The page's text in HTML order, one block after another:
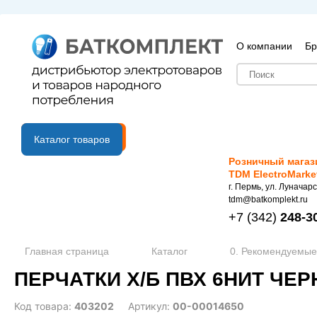
О компании
B2B портал
Каталог товаров
Розничный
TDM
г. Пермь, ул.
tdm@batkomplekt.ru
+7 (342) 248-
Главная страница Каталог 0.
ПЕРЧАТКИ Х/Б ПВХ 6НИТ
Код товара: 403202 Артикул: 00-00014650